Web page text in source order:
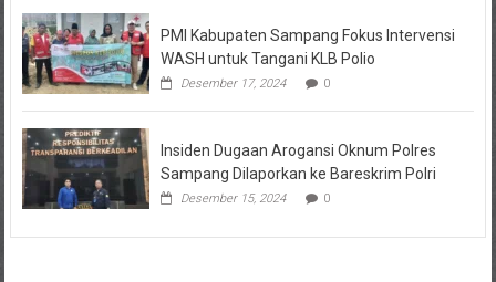
PMI Kabupaten Sampang Fokus Intervensi
WASH untuk Tangani KLB Polio
Desember 17, 2024 0
Insiden Dugaan Arogansi Oknum Polres
Sampang Dilaporkan ke Bareskrim Polri
Desember 15, 2024 0